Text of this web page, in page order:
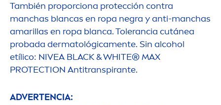
También proporciona protección contra
manchas blancas en ropa negra y anti-manchas
amarillas en ropa blanca. Tolerancia cutánea
probada dermatológicamente. Sin alcohol
etílico: NIVEA BLACK&WHITE® MAX
PROTECTION Antitranspirante.
ADVERTENCIA: